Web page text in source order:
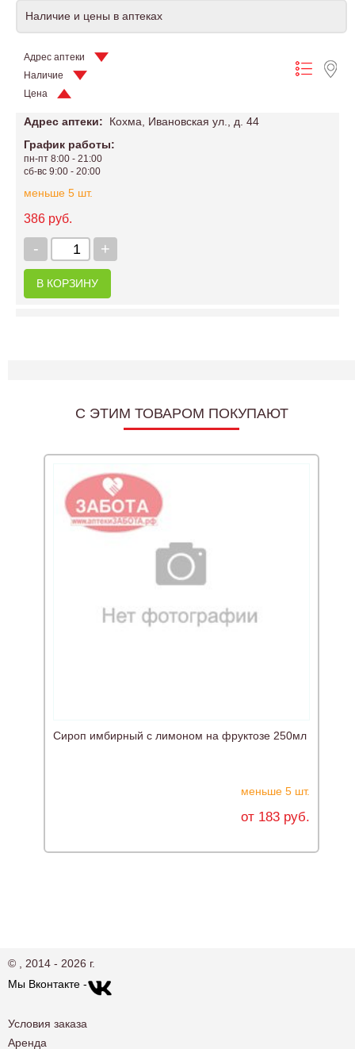
Наличие и цены в аптеках
Адрес аптеки
Наличие
Цена
Адрес аптеки:
Кохма, Ивановская ул., д. 44
График работы:
пн-пт 8:00 - 21:00
сб-вс 9:00 - 20:00
меньше 5 шт.
386 руб.
+
-
В КОРЗИНУ
C ЭТИМ ТОВАРОМ ПОКУПАЮТ
Сироп имбирный с лимоном на фруктозе 250мл
меньше 5 шт.
от 183 руб.
© , 2014 - 2026 г.
Мы Вконтакте -
Условия заказа
Аренда